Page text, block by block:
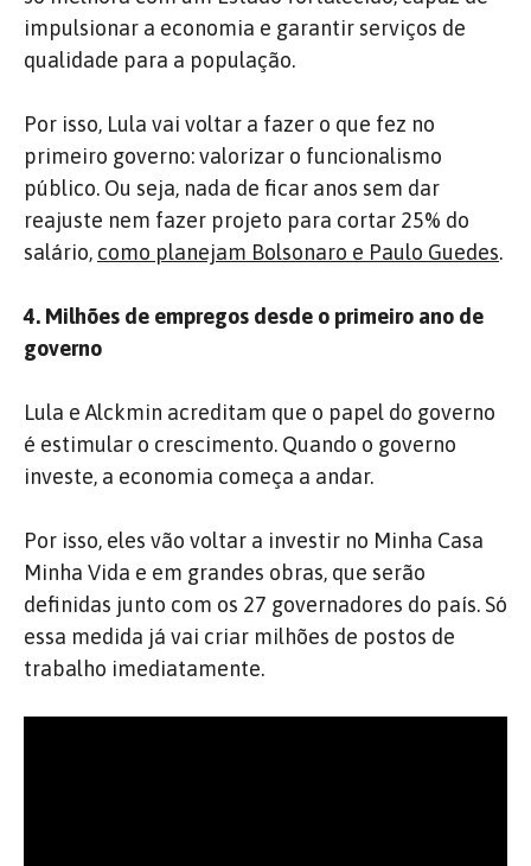
impulsionar a economia e garantir serviços de
qualidade para a população.
Por isso, Lula vai voltar a fazer o que fez no
primeiro governo: valorizar o funcionalismo
público. Ou seja, nada de ficar anos sem dar
reajuste nem fazer projeto para cortar 25% do
salário, como planejam Bolsonaro e Paulo Guedes.
4. Milhões de empregos desde o primeiro ano de
governo
Lula e Alckmin acreditam que o papel do governo
é estimular o crescimento. Quando o governo
investe, a economia começa a andar.
Por isso, eles vão voltar a investir no Minha Casa
Minha Vida e em grandes obras, que serão
definidas junto com os 27 governadores do país. Só
essa medida já vai criar milhões de postos de
trabalho imediatamente.